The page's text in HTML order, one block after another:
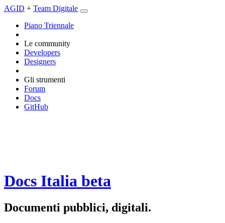
AGID + Team Digitale
Piano Triennale
Le community
Developers
Designers
Gli strumenti
Forum
Docs
GitHub
Docs Italia beta
Documenti pubblici, digitali.